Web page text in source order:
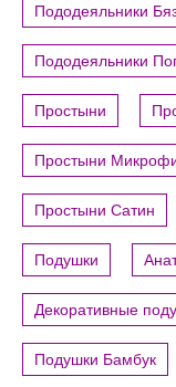
Пододеяльники
Пододеяльники
Простыни
Простыни
Простыни Сатин
Подушки
Декоративные
Подушки Бамбук